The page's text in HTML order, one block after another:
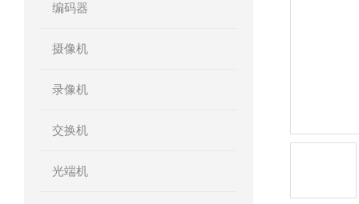
编码器
摄像机
录像机
交换机
光端机